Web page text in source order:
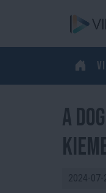
A
2024-07-